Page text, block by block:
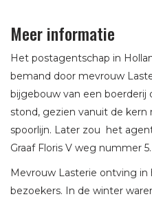
Meer informatie
Het postagentschap in
bemand door mevrouw
bijgebouw van een boerderij
stond, gezien vanuit de kern
spoorlijn. Later zou het
Graaf Floris V weg nummer 5.
Mevrouw Lasterie ontving
bezoekers. In de winter